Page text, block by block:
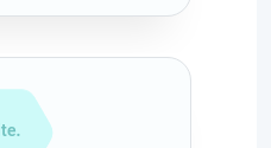
.site